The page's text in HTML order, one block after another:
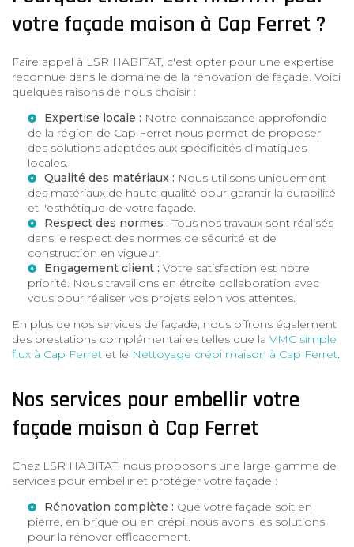
votre façade maison à Cap Ferret ?
Faire appel à LSR HABITAT, c'est opter pour une expertise
reconnue dans le domaine de la rénovation de façade. Voici
quelques raisons de nous choisir :
Expertise locale : Notre connaissance approfondie
de la région de Cap Ferret nous permet de proposer
des solutions adaptées aux spécificités climatiques
locales.
Qualité des matériaux : Nous utilisons uniquement
des matériaux de haute qualité pour garantir la durabilité
et l'esthétique de votre façade.
Respect des normes : Tous nos travaux sont réalisés
dans le respect des normes de sécurité et de
construction en vigueur.
Engagement client : Votre satisfaction est notre
priorité. Nous travaillons en étroite collaboration avec
vous pour réaliser vos projets selon vos attentes.
En plus de nos services de façade, nous offrons également
des prestations complémentaires telles que la VMC simple
flux à Cap Ferret et le Nettoyage crépi maison à Cap Ferret.
Nos services pour embellir votre
façade maison à Cap Ferret
Chez LSR HABITAT, nous proposons une large gamme de
services pour embellir et protéger votre façade :
Rénovation complète : Que votre façade soit en
pierre, en brique ou en crépi, nous avons les solutions
pour la rénover efficacement.